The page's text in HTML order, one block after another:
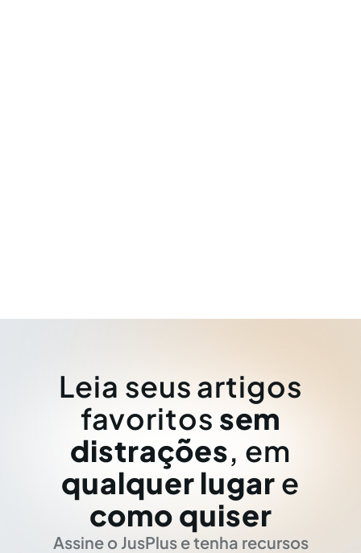
Leia seus artigos
favoritos sem
distrações, em
qualquer lugar e
como quiser
Assine o JusPlus e tenha recursos